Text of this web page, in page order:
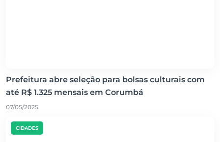
Prefeitura abre seleção para bolsas culturais com
até R$ 1.325 mensais em Corumbá
07/05/2025
CIDADES